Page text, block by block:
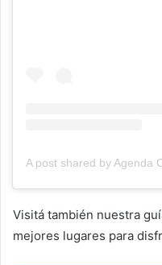
Visitá también nuestra
mejores lugares para